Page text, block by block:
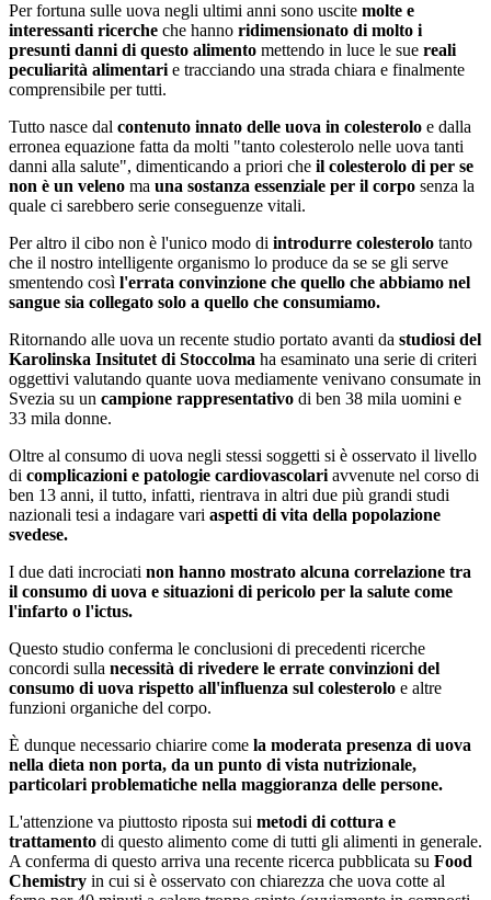
Per fortuna sulle uova negli ultimi anni sono uscite molte e
interessanti ricerche che hanno ridimensionato di molto i
presunti danni di questo alimento mettendo in luce le sue reali
peculiarità alimentarie tracciando una strada chiara e finalmente
comprensibile per tutti.
Tutto nasce dal contenuto innato delle uova in colesterolo e dalla
erronea equazione fatta da molti "tanto colesterolo nelle uova tanti
danni alla salute", dimenticando a priori che il colesterolo di per se
non è un veleno ma una sostanza essenziale per il corpo senza la
quale ci sarebbero serie conseguenze vitali.
Per altro il cibo non è l'unico modo di introdurre colesterolo tanto
che il nostro intelligente organismo lo produce da se se gli serve
smentendo così l'errata convinzione che quello che abbiamo nel
sangue sia collegato solo a quello che consumiamo.
Ritornando alle uova un recente studio portato avanti da studiosi del
Karolinska Insitutet di Stoccolma ha esaminato una serie di criteri
oggettivi valutando quante uova mediamente venivano consumate in
Svezia su un campione rappresentativo di ben 38 mila uomini e
33 mila donne.
Oltre al consumo di uova negli stessi soggetti si è osservato il livello
di complicazioni e patologie cardiovascolariavvenute nel corso di
ben 13 anni, il tutto, infatti, rientrava in altri due più grandi studi
nazionali tesi a indagare vari aspetti di vita della popolazione
svedese.
I due dati incrociati non hanno mostrato alcuna correlazione tra
il consumo di uova e situazioni di pericolo per la salute come
l'infarto o l'ictus.
Questo studio conferma le conclusioni di precedenti ricerche
concordi sulla necessità di rivedere le errate convinzioni del
consumo di uova rispetto all'influenza sul colesterolo e altre
funzioni organiche del corpo.
È dunque necessario chiarire come la moderata presenza di uova
nella dieta non porta, da un punto di vista nutrizionale,
particolari problematiche nella maggioranza delle persone.
L'attenzione va piuttosto riposta sui metodi di cottura e
trattamento di questo alimento come di tutti gli alimenti in generale.
A conferma di questo arriva una recente ricerca pubblicata su Food
Chemistry in cui si è osservato con chiarezza che uova cotte al